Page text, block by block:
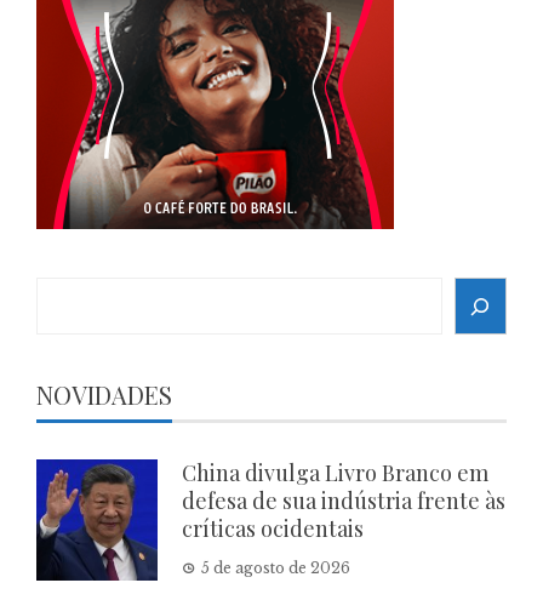
NOVIDADES
China divulga Livro Branco em
defesa de sua indústria frente às
críticas ocidentais
5 de agosto de 2026